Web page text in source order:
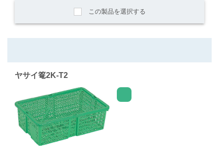
この製品を選択する
ヤサイ篭2K-T2